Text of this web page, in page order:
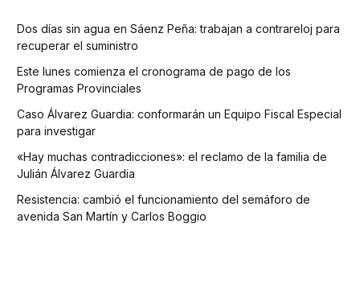
Dos días sin agua en Sáenz Peña: trabajan a contrareloj para
recuperar el suministro
Este lunes comienza el cronograma de pago de los
Programas Provinciales
Caso Álvarez Guardia: conformarán un Equipo Fiscal Especial
para investigar
«Hay muchas contradicciones»: el reclamo de la familia de
Julián Álvarez Guardia
Resistencia: cambió el funcionamiento del semáforo de
avenida San Martín y Carlos Boggio